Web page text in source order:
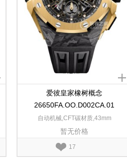
爱彼皇家橡树概念
26650FA.OO.D002CA.01
自动机械,CFT碳材质,43mm
暂无价格
17